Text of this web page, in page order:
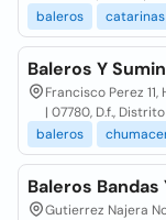
baleros
catarinas
Baleros Y
Francisco Perez
| 07780, D.f.,
baleros
Baleros
Gutierrez Najera